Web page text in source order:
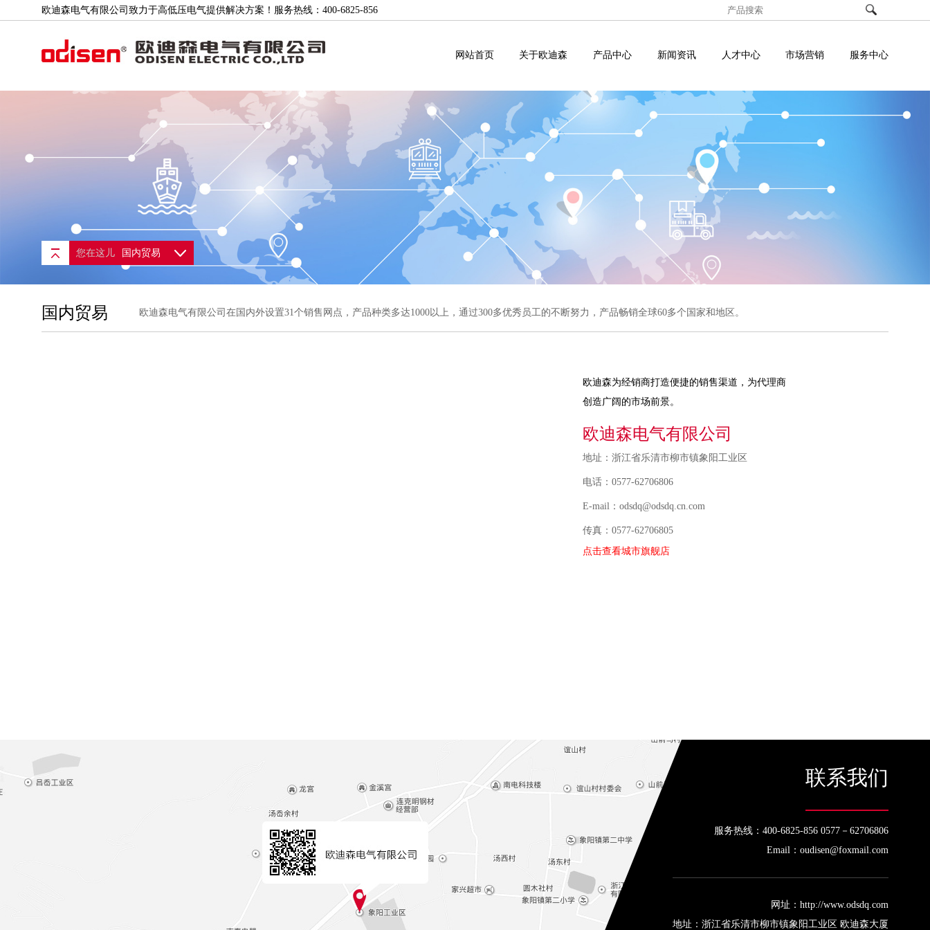
欧迪森电气有限公司致力于高低压电气提供解决方案！服务热线：400-6825-856
服务中心
联系我们 常见故障 下载中心 投诉建议
市场营销
国内贸易 国际贸易
人才中心
人才发展 人才招聘
新闻资讯
行业动态 展会信息 视频中心
产品中心
关于欧迪森
公司简介 荣誉资质 组织机构 研发中心
网站首页
您在这儿 国内贸易
国内贸易 欧迪森电气有限公司在国内外设置31个销售网点，产品种类多达1000以上，通过300多优秀员工的不断努力，产品畅销全球60多个国家和地区。
欧迪森为经销商打造便捷的销售渠道，为代理商
创造广阔的市场前景。
欧迪森电气有限公司
地址：浙江省乐清市柳市镇象阳工业区
电话：0577-62706806
E-mail：odsdq@odsdq.cn.com
传真：0577-62706805
浙江旗舰店 地址：浙江省
点击查看城市旗舰店
联系我们
服务热线：400-6825-856 0577－62706806
Email：oudisen@foxmail.com
网址：http://www.odsdq.com
地址：浙江省乐清市柳市镇象阳工业区 欧迪森大厦